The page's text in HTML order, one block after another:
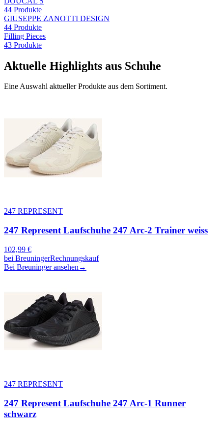
44 Produkte
GIUSEPPE ZANOTTI DESIGN
44 Produkte
Filling Pieces
43 Produkte
Aktuelle Highlights aus Schuhe
Eine Auswahl aktueller Produkte aus dem Sortiment.
247 REPRESENT
247 Represent Laufschuhe 247 Arc-2 Trainer weiss
102,99 €
bei BreuningerRechnungskauf
Bei Breuninger ansehen →
247 REPRESENT
247 Represent Laufschuhe 247 Arc-1 Runner
schwarz